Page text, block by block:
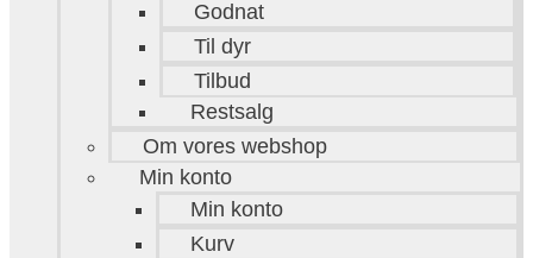
Godnat
Til dyr
Tilbud
Restsalg
Om vores webshop
Min konto
Min konto
Kurv